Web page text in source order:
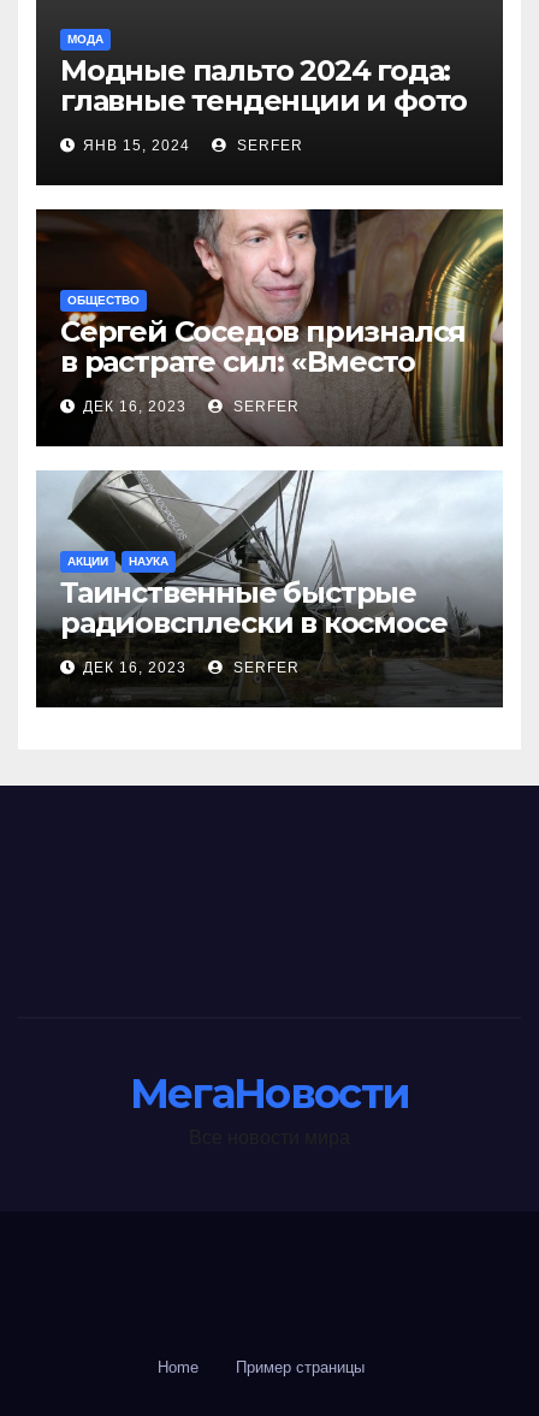
МОДА
Модные пальто 2024 года:
главные тенденции и фото
новинок
ЯНВ 15, 2024 SERFER
ОБЩЕСТВО
Сергей Соседов признался
в растрате сил: «Вместо
меня взяли Пригожина»
ДЕК 16, 2023 SERFER
АКЦИИ НАУКА
Таинственные быстрые
радиовсплески в космосе
сделались все более
странными
ДЕК 16, 2023 SERFER
МегаНовости
Home Пример страницы